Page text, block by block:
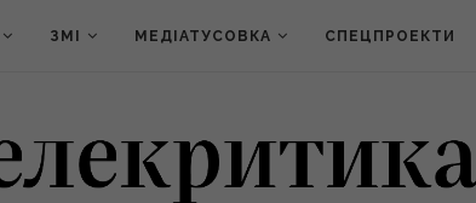
ЗМІ МЕДІАТУСОВКА СПЕЦПРОЕКТИ